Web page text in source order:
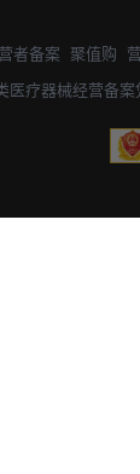
者备案 聚值购
医疗器械经营备案